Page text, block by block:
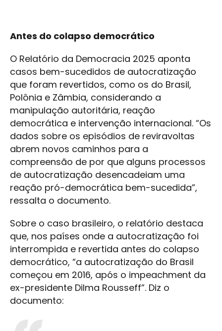
Antes do colapso democrático
O Relatório da Democracia 2025 aponta
casos bem-sucedidos de autocratização
que foram revertidos, como os do Brasil,
Polônia e Zâmbia, considerando a
manipulação autoritária, reação
democrática e intervenção internacional. “Os
dados sobre os episódios de reviravoltas
abrem novos caminhos para a
compreensão de por que alguns processos
de autocratização desencadeiam uma
reação pró-democrática bem-sucedida”,
ressalta o documento.
Sobre o caso brasileiro, o relatório destaca
que, nos países onde a autocratização foi
interrompida e revertida antes do colapso
democrático, “a autocratização do Brasil
começou em 2016, após o impeachment da
ex-presidente Dilma Rousseff”. Diz o
documento: